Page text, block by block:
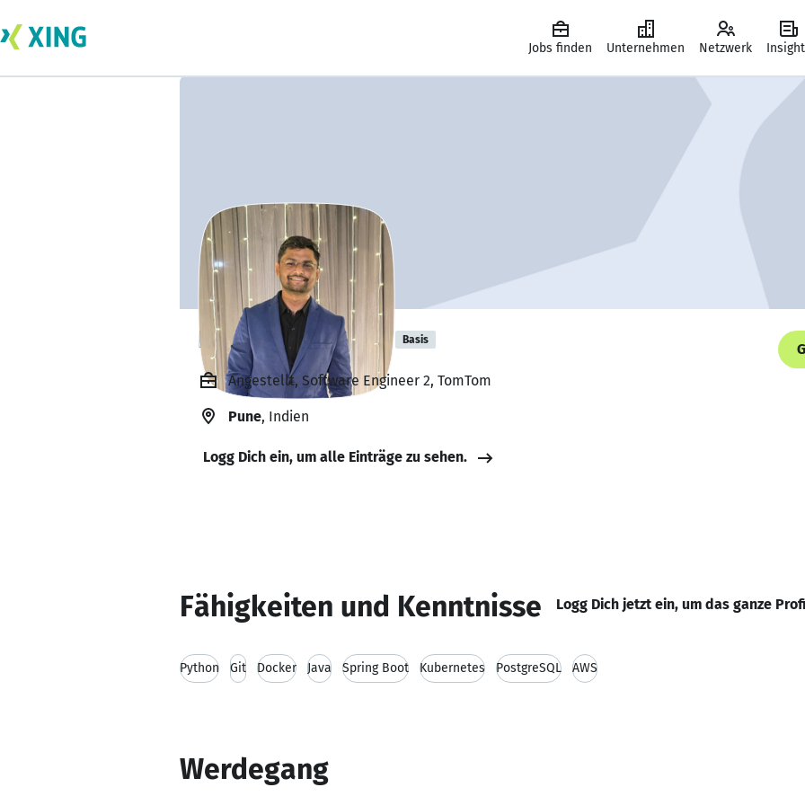
Jobs finden Unternehmen Netzwerk
Rohit Satwadhar Basis
Angestellt, Software Engineer 2, TomTom
Pune, Indien
Logg Dich ein, um alle Einträge zu sehen.
Fähigkeiten und Kenntnisse Logg Dich jetzt ein, um das ganze
Python Git Docker Java Spring Boot Kubernetes PostgreSQL AWS
Werdegang